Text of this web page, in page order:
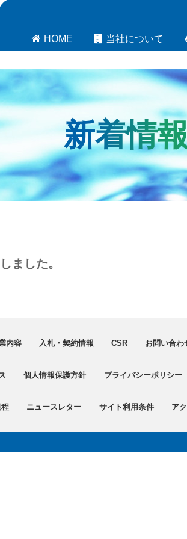
HOME 当社について
新着情
ました。
内容 入札・契約情報 CSR お問い合わ
個人情報保護方針 プライバシーポリシー
ニュースレター サイト利用条件 ア